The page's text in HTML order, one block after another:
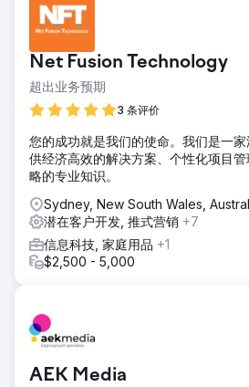
Net Fusion Technology
超出业务预期
3 条评价
您的成功就是我们的使命。我们是一
供经济高效的解决方案、个性化项目
略的专业知识。
Sydney, New South Wales,
潜在客户开发, 推式营销 +7
信息科技, 家庭用品 +1
$2,500 - 5,000
AEK Media